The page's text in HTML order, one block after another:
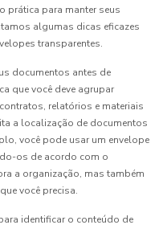
prática para manter seus
algumas dicas eficazes
transparentes.
documentos antes de
que você deve agrupar
relatórios e materiais
a localização de documentos
você pode usar um envelope
os de acordo com o
a organização, mas também
você precisa.
identificar o conteúdo de